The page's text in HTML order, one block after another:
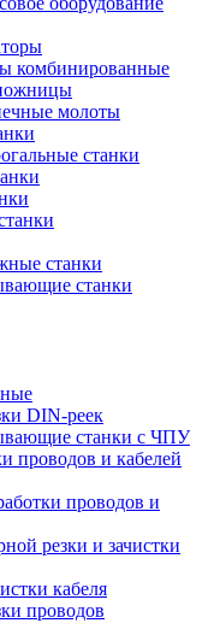
комбинированные
молоты
станки
станки
станки
DIN-реек
станки с ЧПУ
проводов и кабелей
проводов и
резки и зачистки
кабеля
проводов